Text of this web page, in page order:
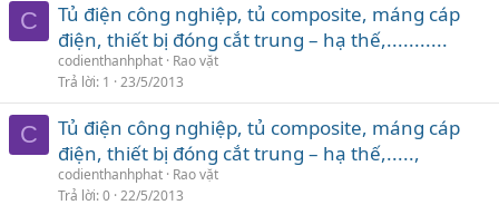
C
Tủ điện công nghiệp, tủ composite, máng cáp
điện, thiết bị đóng cắt trung – hạ thế,...........
codienthanhphat Rao vặt
Trả lời 1 23/5/2013
C
Tủ điện công nghiệp, tủ composite, máng cáp
điện, thiết bị đóng cắt trung – hạ thế,.....,
codienthanhphat Rao vặt
Trả lời 0 22/5/2013